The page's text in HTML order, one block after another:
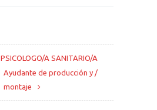
PSICOLOGO/A SANITARIO/A
Ayudante de producción y /
montaje